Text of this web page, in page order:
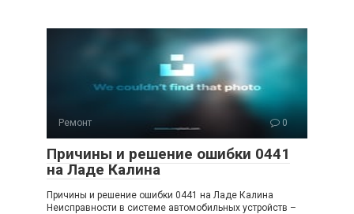
Ремонт 0
Причины и решение ошибки 0441
на Ладе Калина
Причины и решение ошибки 0441 на Ладе Калина
Неисправности в системе автомобильных устройств –